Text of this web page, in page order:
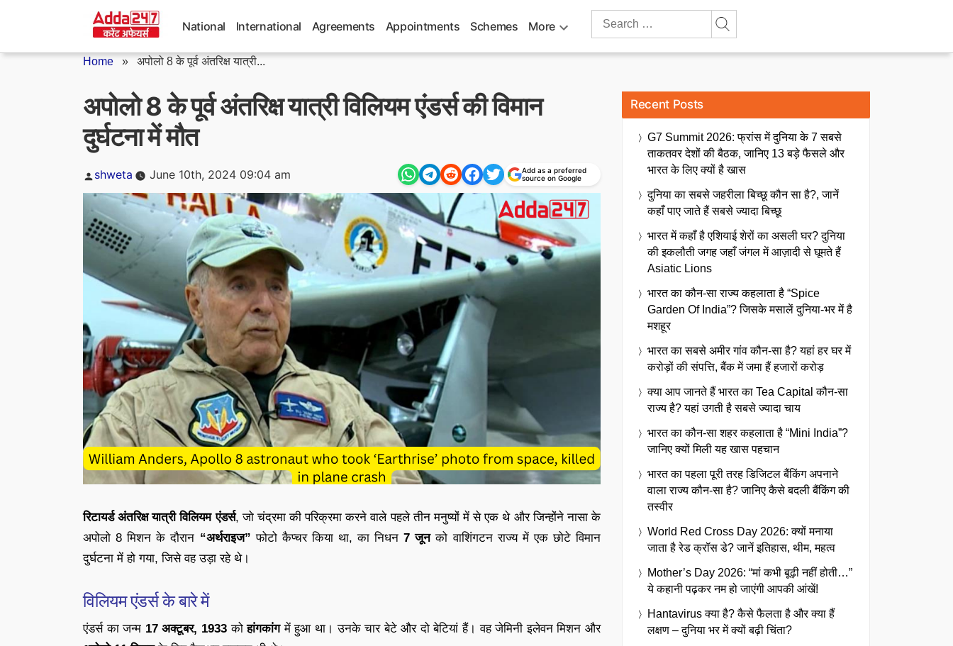
National International Agreements Appointments Schemes More
Search
Home » अपोलो 8 के पूर्व अंतरिक्ष यात्री...
अपोलो 8 के पूर्व अंतरिक्ष यात्री विलियम एंडर्स की विमान
दुर्घटना में मौत
Posted
shweta June 10th, 2024 09:04 am
Add as a preferred
source on Google
रिटायर्ड अंतरिक्ष यात्री विलियम एंडर्स, जो चंद्रमा की परिक्रमा करने वाले पहले तीन मनुष्यों में से एक थे और जिन्होंने नासा के
अपोलो 8 मिशन के दौरान “अर्थराइज” फोटो कैप्चर किया था, का निधन 7 जूनको वाशिंगटन राज्य में एक छोटे विमान
दुर्घटना में हो गया, जिसे वह उड़ा रहे थे।
विलियम एंडर्स के बारे में
एंडर्स का जन्म 17 अक्टूबर, 1933कोहांगकांगमें हुआ था। उनके चार बेटे और दो बेटियां हैं। वह जेमिनी इलेवन मिशन और
Recent Posts
G7 Summit 2026: फ्रांस में दुनिया के 7 सबसे
ताकतवर देशों की बैठक, जानिए 13 बड़े फैसले और
भारत के लिए क्यों है खास
दुनिया का सबसे जहरीला बिच्छू कौन सा है?, जानें
कहाँ पाए जाते हैं सबसे ज्यादा बिच्छू
भारत में कहाँ है एशियाई शेरों का असली घर? दुनिया
की इकलौती जगह जहाँ जंगल में आज़ादी से घूमते हैं
Asiatic Lions
भारत का कौन-सा राज्य कहलाता है “Spice
Garden Of India”? जिसके मसालें दुनिया-भर में है
मशहूर
भारत का सबसे अमीर गांव कौन-सा है? यहां हर घर में
करोड़ों की संपत्ति, बैंक में जमा हैं हजारों करोड़
क्या आप जानते हैं भारत का Tea Capital कौन-सा
राज्य है? यहां उगती है सबसे ज्यादा चाय
भारत का कौन-सा शहर कहलाता है “Mini India”?
जानिए क्यों मिली यह खास पहचान
भारत का पहला पूरी तरह डिजिटल बैंकिंग अपनाने
वाला राज्य कौन-सा है? जानिए कैसे बदली बैंकिंग की
तस्वीर
World Red Cross Day 2026: क्यों मनाया
जाता है रेड क्रॉस डे? जानें इतिहास, थीम, महत्व
Mother’s Day 2026: “मां कभी बूढ़ी नहीं होती…”
ये कहानी पढ़कर नम हो जाएंगी आपकी आंखें!
Hantavirus क्या है? कैसे फैलता है और क्या हैं
लक्षण – दुनिया भर में क्यों बढ़ी चिंता?